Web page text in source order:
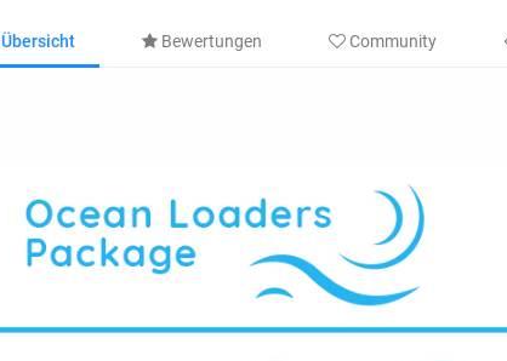
Übersicht Bewertungen Community